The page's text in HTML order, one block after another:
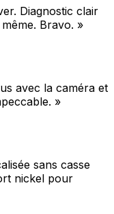
Diagnostic clair
Bravo. »
avec la caméra et
»
sans casse
nickel pour